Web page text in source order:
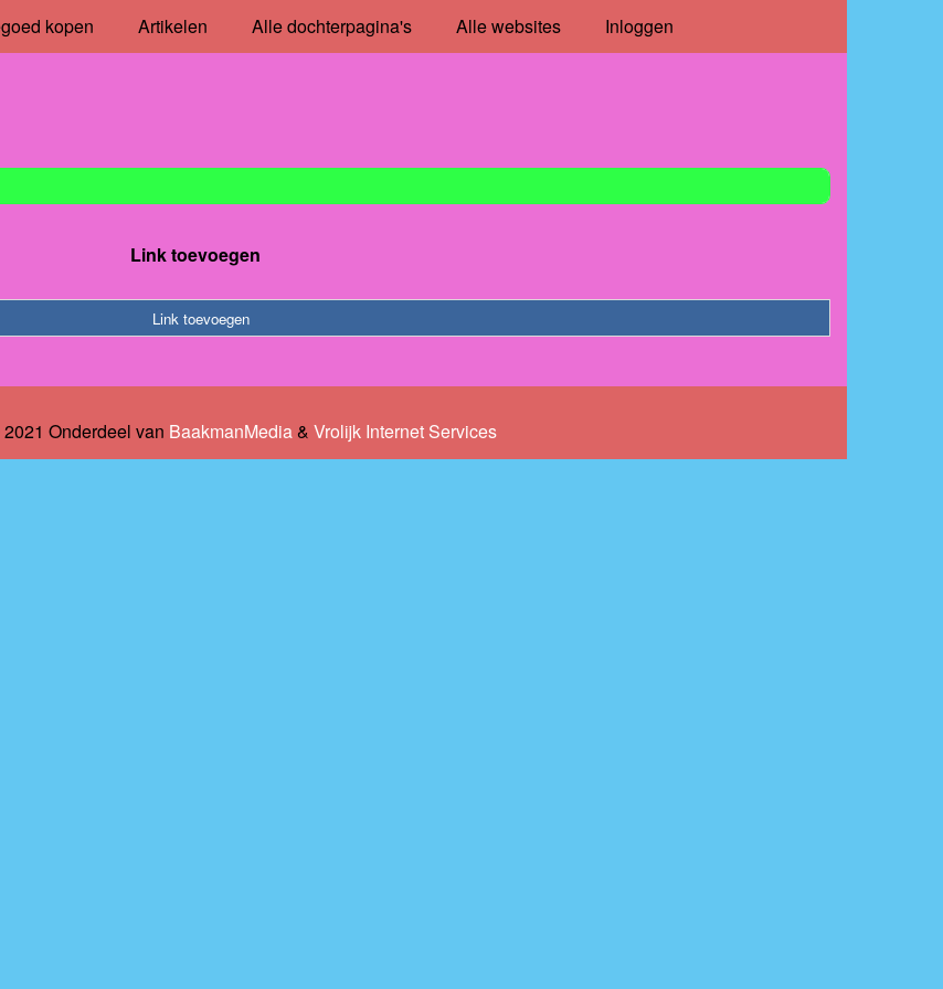
kopen Artikelen Alle dochterpagina's Alle websites Inloggen
Link toevoegen
Link toevoegen
Onderdeel van BaakmanMedia& Vrolijk Internet Services